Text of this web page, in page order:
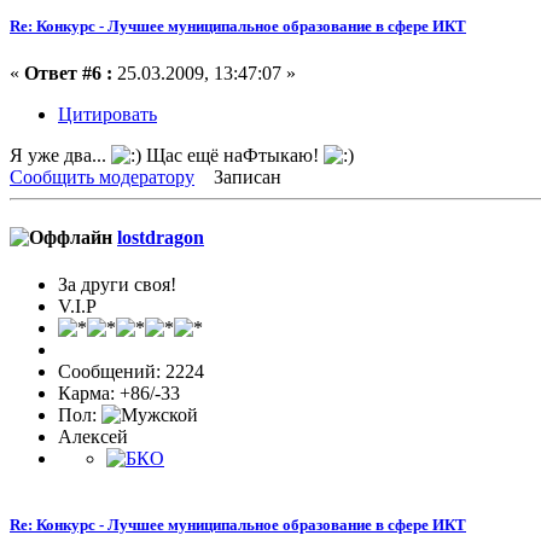
Re: Конкурс - Лучшее муниципальное образование в сфере ИКТ
« Ответ #6 : 25.03.2009, 13:47:07 »
Цитировать
Я уже два...
Щас ещё наФтыкаю!
Сообщить модератору
Записан
lostdragon
За други своя!
V.I.P
Сообщений: 2224
Карма: +86/-33
Пол:
Алексей
Re: Конкурс - Лучшее муниципальное образование в сфере ИКТ